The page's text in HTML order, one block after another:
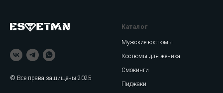
© Все права защищены 2025
Каталог
Мужские костюмы
Костюмы для жениха
Смокинги
Пиджаки